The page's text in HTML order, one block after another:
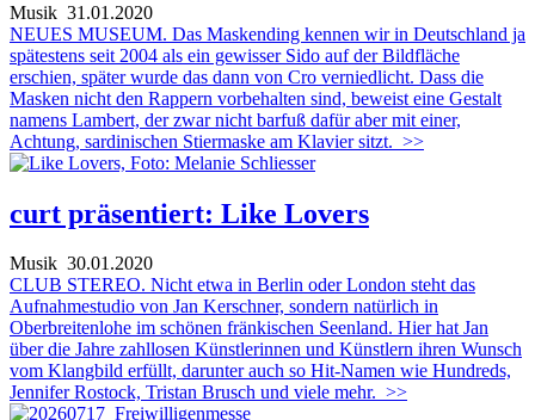
Musik 31.01.2020
NEUES MUSEUM. Das Maskending kennen wir in Deutschland ja
spätestens seit 2004 als ein gewisser Sido auf der Bildfläche
erschien, später wurde das dann von Cro verniedlicht. Dass die
Masken nicht den Rappern vorbehalten sind, beweist eine Gestalt
namens Lambert, der zwar nicht barfuß dafür aber mit einer,
Achtung, sardinischen Stiermaske am Klavier sitzt. >>
curt präsentiert: Like Lovers
Musik 30.01.2020
CLUB STEREO. Nicht etwa in Berlin oder London steht das
Aufnahmestudio von Jan Kerschner, sondern natürlich in
Oberbreitenlohe im schönen fränkischen Seenland. Hier hat Jan
über die Jahre zahllosen Künstlerinnen und Künstlern ihren Wunsch
vom Klangbild erfüllt, darunter auch so Hit-Namen wie Hundreds,
Jennifer Rostock, Tristan Brusch und viele mehr. >>